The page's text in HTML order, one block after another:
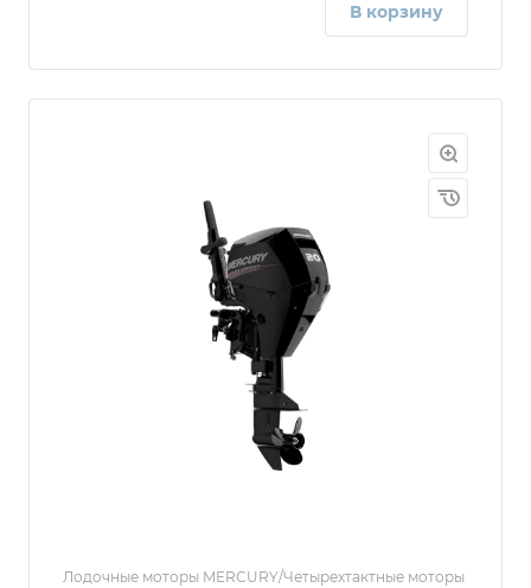
В корзину
Лодочные моторы MERCURY/Четырехтактные моторы